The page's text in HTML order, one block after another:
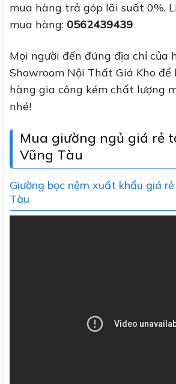
mua hàng trả góp lãi suất 0%.
mua hàng: 0562439439
Mọi người đến đúng địa chỉ của
Showroom Nội Thất Giá Kho
hàng gia công kém chất lượng
nhé!
Mua giường ngủ giá rẻ
Vũng Tàu
Giường bọc nệm xuất khẩu giá
Tàu